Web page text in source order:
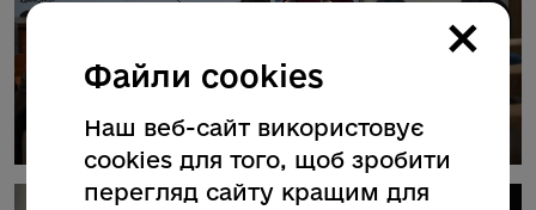
×
Файли cookies
Наш веб-сайт використовує
cookies для того, щоб зробити
перегляд сайту кращим для